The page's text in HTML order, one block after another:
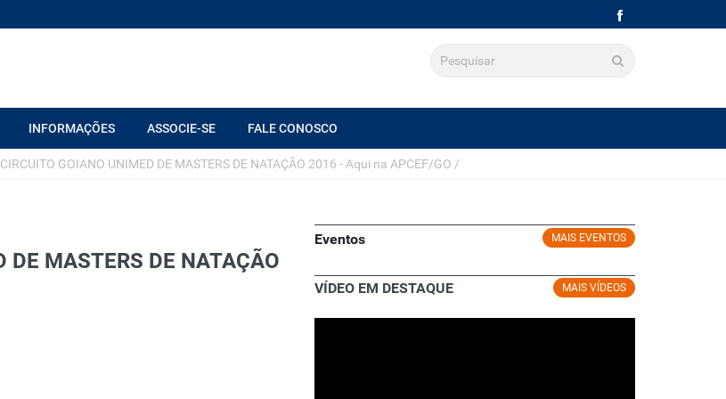
INFORMAÇÕES ASSOCIE-SE FALE CONOSCO
GOIANO UNIMED DE MASTERS DE NATAÇÃO 2016 - Aqui na APCEF/GO /
MASTERS DE NATAÇÃO
MAIS EVENTOS
Eventos
MAIS VÍDEOS
VÍDEO EM DESTAQUE